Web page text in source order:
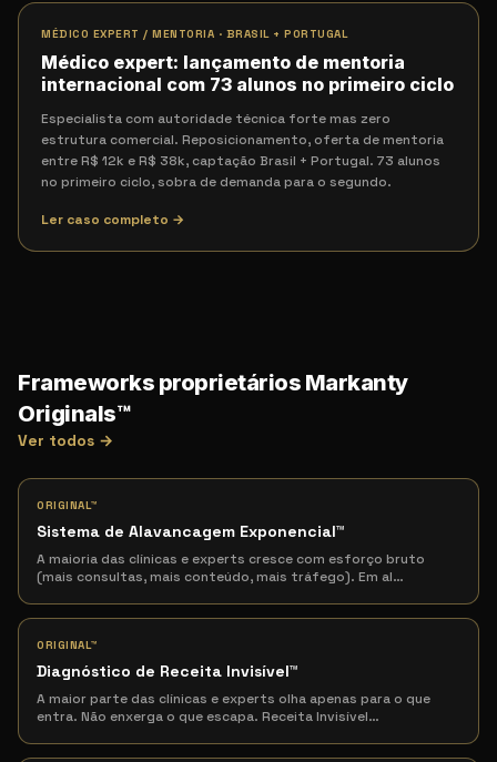
MÉDICO EXPERT / MENTORIA · BRASIL + PORTUGAL
Médico expert: lançamento de mentoria
internacional com 73 alunos no primeiro ciclo
Especialista com autoridade técnica forte mas zero
estrutura comercial. Reposicionamento, oferta de mentoria
entre R$ 12k e R$ 38k, captação Brasil + Portugal. 73 alunos
no primeiro ciclo, sobra de demanda para o segundo.
Ler caso completo →
Frameworks proprietários Markanty
Originals™
Ver todos →
ORIGINAL™
Sistema de Alavancagem Exponencial™
A maioria das clínicas e experts cresce com esforço bruto
(mais consultas, mais conteúdo, mais tráfego). Em al…
ORIGINAL™
Diagnóstico de Receita Invisível™
A maior parte das clínicas e experts olha apenas para o que
entra. Não enxerga o que escapa. Receita Invisível…